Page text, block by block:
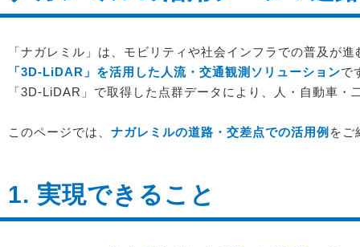
「ナガレミル」は、モビリティや社会インフラでの普及が
「3D-LiDAR」を活用した人流・交通観測ソリューションで
「3D-LiDAR」で取得した点群データにより、人・自動車・
このページでは、 ナガレミルの道路・交差点での活用例 をご
1. 実現できること